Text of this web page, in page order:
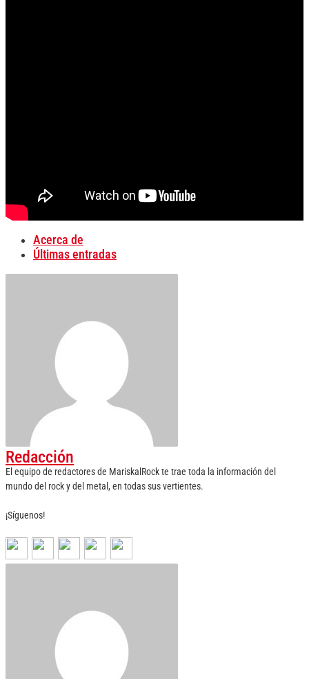
Acerca de
Últimas entradas
Redacción
El equipo de redactores de MariskalRock te trae toda la información del
mundo del rock y del metal, en todas sus vertientes.
¡Síguenos!